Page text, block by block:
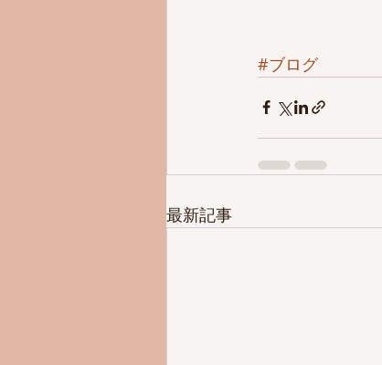
#ブログ
最新記事